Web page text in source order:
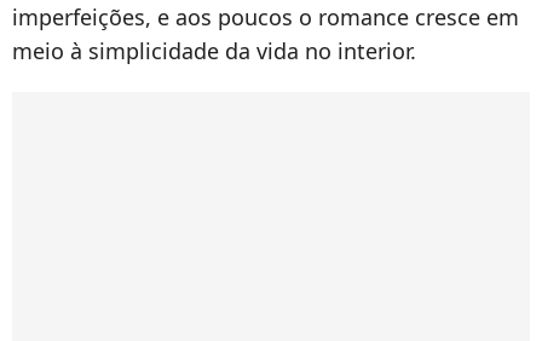
imperfeições, e aos poucos o romance cresce em
meio à simplicidade da vida no interior.